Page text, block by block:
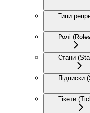
Типи
Ролі
Стани
Підписки
Тікети